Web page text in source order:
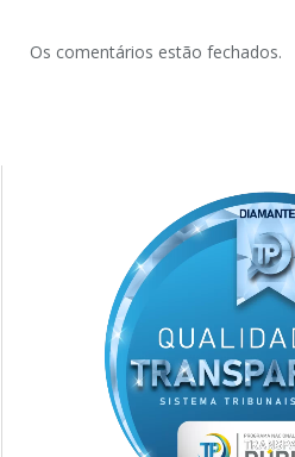
Os comentários estão fechados.